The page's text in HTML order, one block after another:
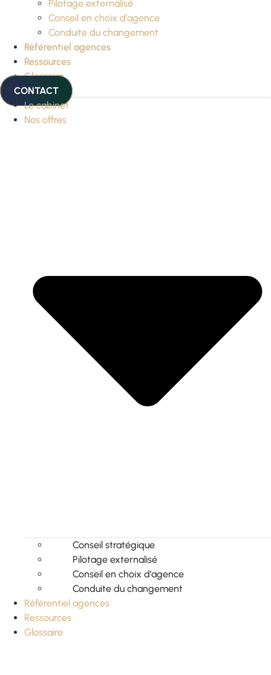
Pilotage externalisé
Conseil en choix d’agence
Conduite du changement
Référentiel agences
Ressources
Glossaire
CONTACT
Le cabinet
Nos offres
Conseil stratégique
Pilotage externalisé
Conseil en choix d’agence
Conduite du changement
Référentiel agences
Ressources
Glossaire